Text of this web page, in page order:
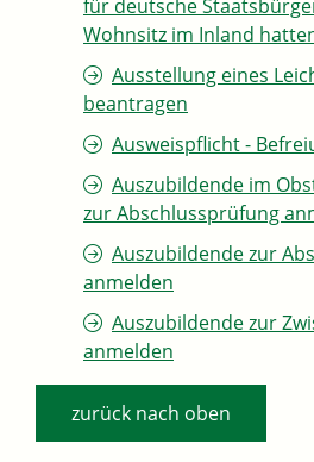
für deutsche
Wohnsitz im Inland
Ausstellung eines
beantragen
Ausweispflicht -
Auszubildende im
zur Abschlussprüfung
Auszubildende zur
anmelden
Auszubildende zur
anmelden
zurück nach oben